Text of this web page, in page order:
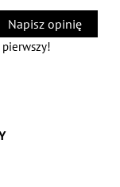
Napisz opinię